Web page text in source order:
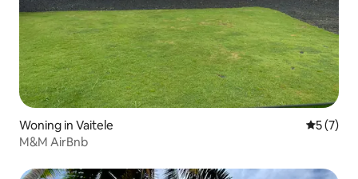
Woning in Vaitele
5 (7)
M&M AirBnb